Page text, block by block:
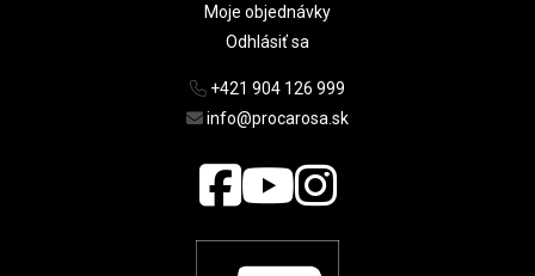
Moje objednávky
Odhlásiť sa
+421 904 126 999
info@procarosa.sk